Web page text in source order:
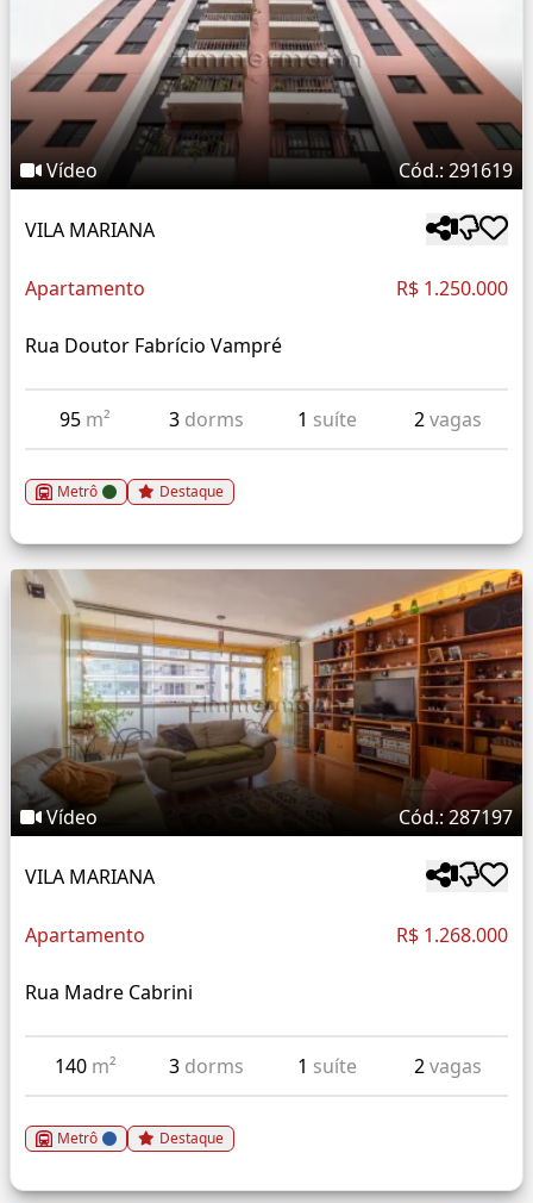
Vídeo Cód.: 291619
VILA MARIANA
Apartamento R$ 1.250.000
Rua Doutor Fabrício Vampré
95 m² 3 dorms 1 suíte 2vagas
Metrô Destaque
Vídeo Cód.: 287197
VILA MARIANA
Apartamento R$ 1.268.000
Rua Madre Cabrini
140 m² 3 dorms 1 suíte 2vagas
Metrô Destaque